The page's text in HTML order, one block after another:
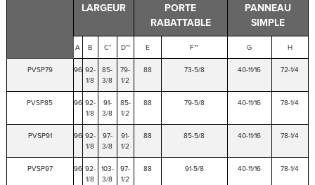
LARGEUR
PORTE
RABATTABLE
PANNEAU
SIMPLE
A B C* D** E F** G H
PVSP79 96 92-
1/8
85-
3/8
79-
1/2
88 73-5/8 40-11/16 72-1/4
PVSP85 96 92-
1/8
91-
3/8
85-
1/2
88 79-5/8 40-11/16 78-1/4
PVSP91 96 92-
1/8
97-
3/8
91-
1/2
88 85-5/8 40-11/16 78-1/4
PVSP97 96 92-
1/8
103-
3/8
97-
1/2
88 91-5/8 40-11/16 78-1/4